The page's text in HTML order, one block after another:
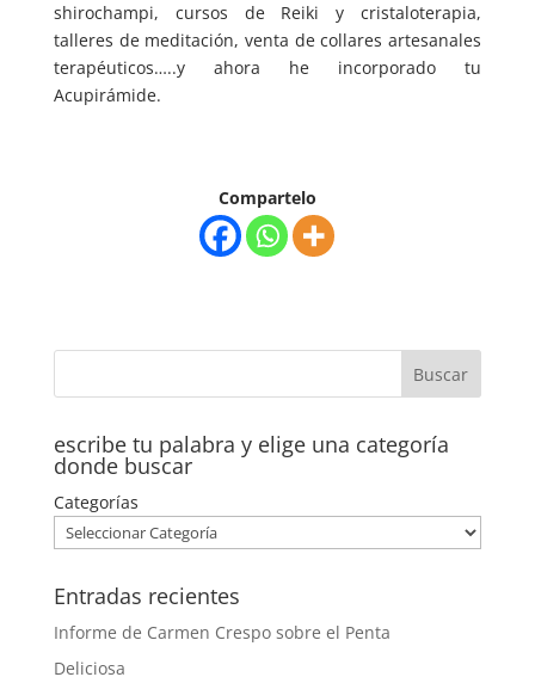
shirochampi, cursos de Reiki y cristaloterapia,
talleres de meditación, venta de collares artesanales
terapéuticos…..y ahora he incorporado tu
Acupirámide.
Compartelo
escribe tu palabra y elige una categoría
donde buscar
Categorías
Entradas recientes
Informe de Carmen Crespo sobre el Penta
Deliciosa